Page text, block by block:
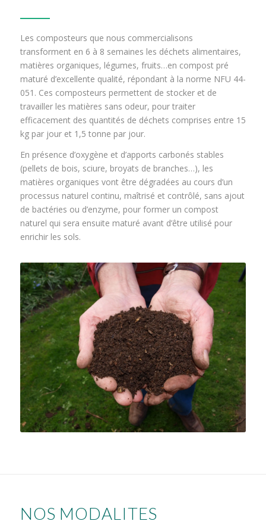
Les composteurs que nous commercialisons
transforment en 6 à 8 semaines les déchets alimentaires,
matières organiques, légumes, fruits…en compost pré
maturé d’excellente qualité, répondant à la norme NFU 44-
051. Ces composteurs permettent de stocker et de
travailler les matières sans odeur, pour traiter
efficacement des quantités de déchets comprises entre 15
kg par jour et 1,5 tonne par jour.
En présence d’oxygène et d’apports carbonés stables
(pellets de bois, sciure, broyats de branches…), les
matières organiques vont être dégradées au cours d’un
processus naturel continu, maîtrisé et contrôlé, sans ajout
de bactéries ou d’enzyme, pour former un compost
naturel qui sera ensuite maturé avant d’être utilisé pour
enrichir les sols.
NOS MODALITES